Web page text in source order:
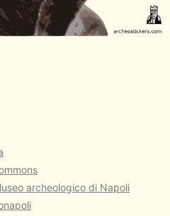
archeologico di Napoli